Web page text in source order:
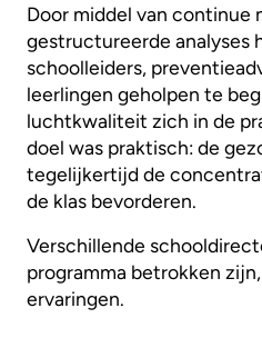
Door middel van continue
gestructureerde analyses
schoolleiders,
leerlingen geholpen te
luchtkwaliteit zich in de
doel was praktisch: de
tegelijkertijd de
de klas bevorderen.
Verschillende
programma betrokken
ervaringen.